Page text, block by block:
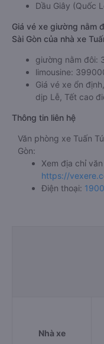
Dầu Giây (Quốc
Giá vé xe giường nằm
Sài Gòn của nhà xe
giường nằm đôi:
limousine:
Giá vé xe ổn
dịp Lễ, Tết cao
Thông tin liên hệ
Văn phòng xe Tuấn
Gòn:
Xem địa chỉ
https://
Điện thoại:
Nhà xe